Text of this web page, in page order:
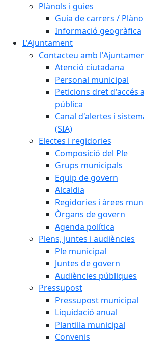
Plànols i guies
Guia de carrers /
Informació geogràfica
L'Ajuntament
Contacteu amb
Atenció ciutadana
Personal municipal
Peticions dret d'accés
pública
Canal d'alertes i
(SIA)
Electes i regidories
Composició del Ple
Grups municipals
Equip de govern
Alcaldia
Regidories i àrees
Òrgans de govern
Agenda política
Plens, juntes i audiències
Ple municipal
Juntes de govern
Audiències públiques
Pressupost
Pressupost municipal
Liquidació anual
Plantilla municipal
Convenis